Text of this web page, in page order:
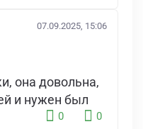
07.09.2025, 15:06
она довольна,
и нужен был
0 0